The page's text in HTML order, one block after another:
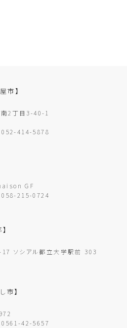
市】
南2丁目3-40-1
414-5878
GF
215-0724
ソシアル都立大学駅前 303
市】
42-5657